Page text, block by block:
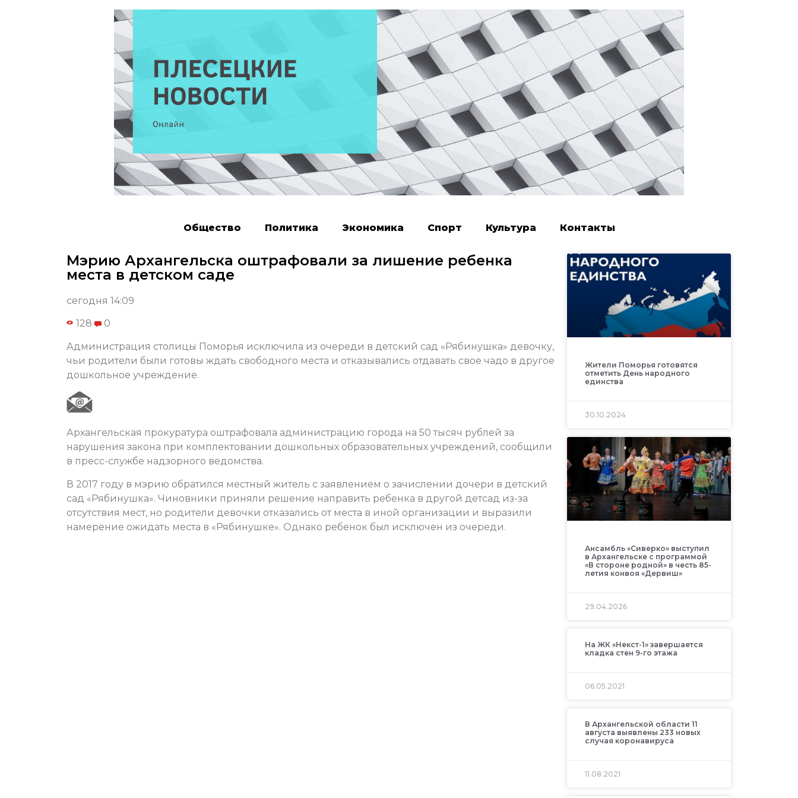
Общество Политика Экономика Спорт Культура Контакты
Мэрию Архангельска оштрафовали за лишение ребенка
места в детском саде
сегодня 14:09
128 0
Администрация столицы Поморья исключила из очереди в детский сад «Рябинушка» девочку,
чьи родители были готовы ждать свободного места и отказывались отдавать свое чадо в другое
дошкольное учреждение.
Архангельская прокуратура оштрафовала администрацию города на 50 тысяч рублей за
нарушения закона при комплектовании дошкольных образовательных учреждений, сообщили
в пресс-службе надзорного ведомства.
В 2017 году в мэрию обратился местный житель с заявлением о зачислении дочери в детский
сад «Рябинушка». Чиновники приняли решение направить ребенка в другой детсад из-за
отсутствия мест, но родители девочки отказались от места в иной организации и выразили
намерение ожидать места в «Рябинушке». Однако ребенок был исключен из очереди.
Жители Поморья готовятся
отметить День народного
единства
30.10.2024
Ансамбль «Сиверко» выступил
в Архангельске с программой
«В стороне родной» в честь 85-
летия конвоя «Дервиш»
29.04.2026
На ЖК «Некст-1» завершается
кладка стен 9-го этажа
06.05.2021
В Архангельской области 11
августа выявлены 233 новых
случая коронавируса
11.08.2021